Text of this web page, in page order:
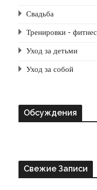
Свадьба
Тренировки - фитнес
Уход за детьми
Уход за собой
Обсуждения
Свежие Записи